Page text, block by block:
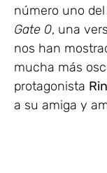
número uno del
Gate 0, una
nos han
mucha más
protagonista
a su amiga y